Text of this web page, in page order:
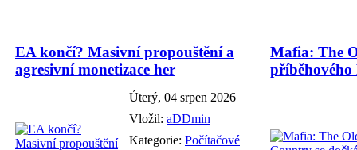
EA končí? Masivní propouštění a
agresivní monetizace her
Úterý, 04 srpen 2026
Vložil: aDDmin
Kategorie: Počítačové
Mafia: The